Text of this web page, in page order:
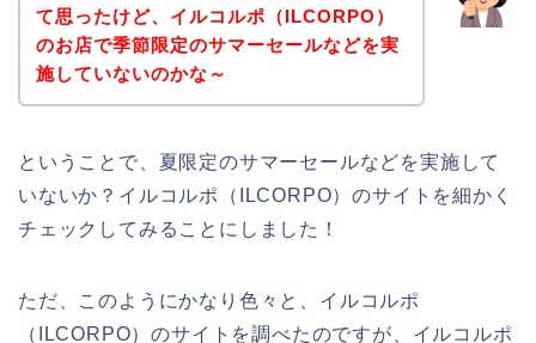
て思ったけど、イルコルポ（ILCORPO）
のお店で季節限定のサマーセールなどを実
施していないのかな～
ということで、夏限定のサマーセールなどを実施して
いないか？イルコルポ（ILCORPO）のサイトを細かく
チェックしてみることにしました！
ただ、このようにかなり色々と、イルコルポ
（ILCORPO）のサイトを調べたのですが、イルコルポ